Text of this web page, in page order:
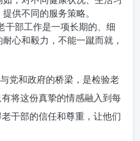
供不同的服务策略。
干部工作是一项长期的、细
心和毅力，不能一蹴而就，
党和政府的桥梁，是检验老
将这份真挚的情感融入到每
干部的信任和尊重，让他们